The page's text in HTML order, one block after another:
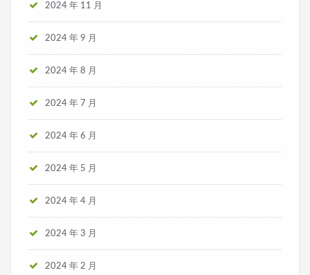
2024 年 11 月
2024 年 9 月
2024 年 8 月
2024 年 7 月
2024 年 6 月
2024 年 5 月
2024 年 4 月
2024 年 3 月
2024 年 2 月